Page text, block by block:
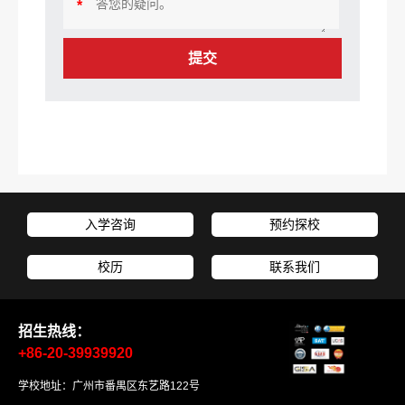
*
提交
入学咨询 预约探校
校历 联系我们
招生热线：
+86-20-39939920
学校地址：广州市番禺区东艺路122号